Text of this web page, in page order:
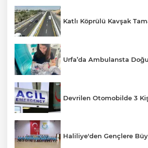
Katlı Köprülü Kavşak
Urfa’da Ambulansta
Devrilen Otomobilde 3
Haliliye'den Gençlere